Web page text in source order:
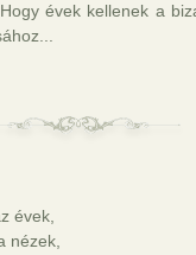
évek kellenek a
évek,
nézek,